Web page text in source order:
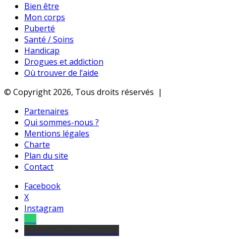
Bien être
Mon corps
Puberté
Santé / Soins
Handicap
Drogues et addiction
Où trouver de l’aide
© Copyright 2026, Tous droits réservés |
Partenaires
Qui sommes-nous ?
Mentions légales
Charte
Plan du site
Contact
Facebook
X
Instagram